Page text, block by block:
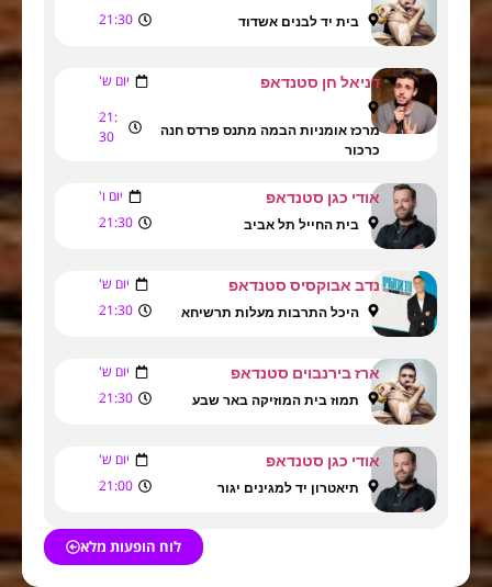
בית יד לבנים אשדוד 21:30
דניאל חן סטנדאפ יום ש'
מרכז אומניות הבמה מתנס פרדס חנה
כרכור
21:
30
אודי כגן סטנדאפ יום ו'
בית החייל תל אביב 21:30
נדב אבוקסיס סטנדאפ יום ש'
היכל התרבות מעלות תרשיחא 21:30
ארז בירנבוים סטנדאפ יום ש'
תמוז בית המוזיקה באר שבע 21:30
אודי כגן סטנדאפ יום ש'
תיאטרון יד למגינים יגור 21:00
לוח הופעות מלא